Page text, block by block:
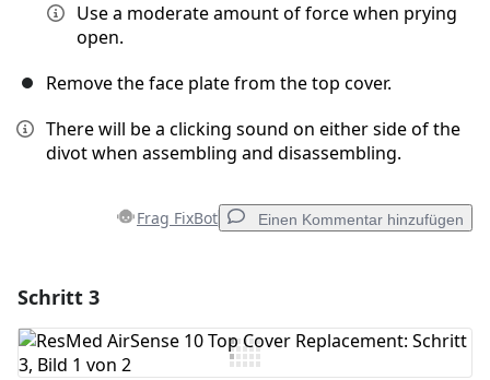
Use a moderate amount of force when prying
open.
Remove the face plate from the top cover.
There will be a clicking sound on either side of the
divot when assembling and disassembling.
Frag FixBot Einen Kommentar hinzufügen
Kommentar hinzufügen
Schritt 3